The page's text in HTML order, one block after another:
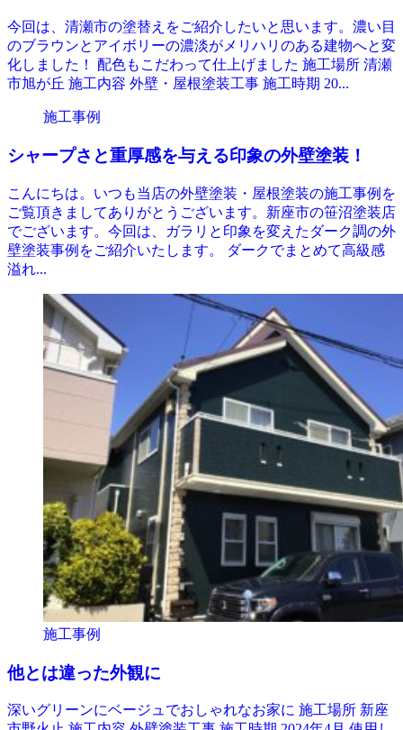
今回は、清瀬市の塗替えをご紹介したいと思います。濃い目
のブラウンとアイボリーの濃淡がメリハリのある建物へと変
化しました！ 配色もこだわって仕上げました 施工場所 清瀬
市旭が丘 施工内容 外壁・屋根塗装工事 施工時期 20...
施工事例
シャープさと重厚感を与える印象の外壁塗装！
こんにちは。いつも当店の外壁塗装・屋根塗装の施工事例を
ご覧頂きましてありがとうございます。新座市の笹沼塗装店
でございます。今回は、ガラリと印象を変えたダーク調の外
壁塗装事例をご紹介いたします。 ダークでまとめて高級感
溢れ...
施工事例
他とは違った外観に
深いグリーンにベージュでおしゃれなお家に 施工場所 新座